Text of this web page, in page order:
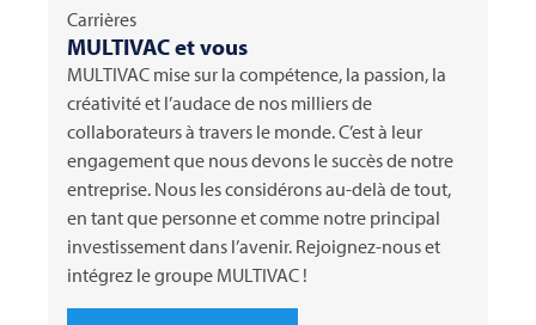
Carrières
MULTIVACet vous
MULTIVAC mise sur la compétence, la passion, la
créativité et l’audace de nos milliers de
collaborateurs à travers le monde. C’est à leur
engagement que nous devons le succès de notre
entreprise. Nous les considérons au-delà de tout,
en tant que personne et comme notre principal
investissement dans l’avenir. Rejoignez-nous et
intégrez le groupe MULTIVAC !